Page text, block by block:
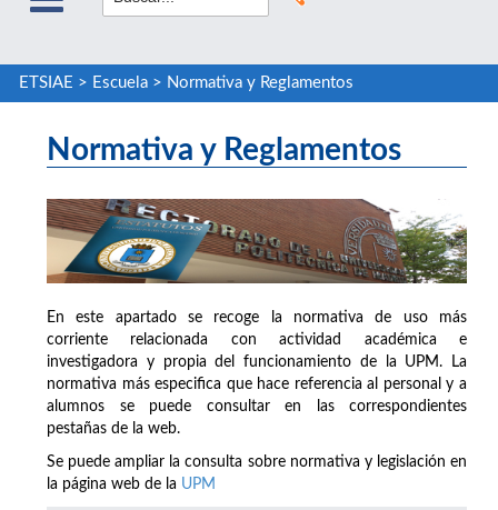
ETSIAE > Escuela> Normativa y Reglamentos
Normativa y Reglamentos
En este apartado se recoge la normativa de uso más
corriente relacionada con actividad académica e
investigadora y propia del funcionamiento de la UPM. La
normativa más especifica que hace referencia al personal y a
alumnos se puede consultar en las correspondientes
pestañas de la web.
Se puede ampliar la consulta sobre normativa y legislación en
la página web de la UPM